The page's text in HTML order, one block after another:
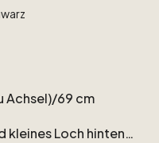
Achsel)​/​69 cm
kleinesLoch hinten